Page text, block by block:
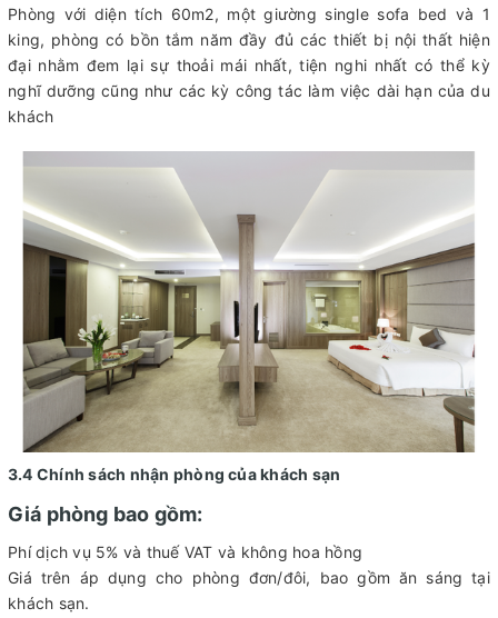
Phòng với diện tích 60m2, một giường single sofa bed và 1
king, phòng có bồn tắm năm đầy đủ các thiết bị nội thất hiện
đại nhằm đem lại sự thoải mái nhất, tiện nghi nhất có thể kỳ
nghĩ dưỡng cũng như các kỳ công tác làm việc dài hạn của du
khách
3.4 Chính sách nhận phòng của khách sạn
Giá phòng bao gồm:
Phí dịch vụ 5% và thuế VAT và không hoa hồng
Giá trên áp dụng cho phòng đơn/đôi, bao gồm ăn sáng tại
khách sạn.